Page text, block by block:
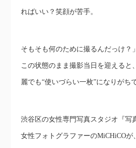
ればいい？笑顔が苦手。
そもそも何のために撮るんだっけ？」
この状態のまま撮影当日を迎えると
麗でも“使いづらい一枚”になりがち
渋谷区の女性専門写真スタジオ『写
女性フォトグラファーのMiCHiCOが